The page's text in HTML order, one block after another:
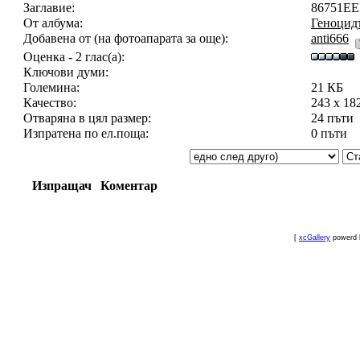
Заглавие:
От албума:
Добавена от (на фотоапарата за още):
anti666
Оценка - 2 глас(а):
Ключови думи:
Големина:
21 КБ
Качество:
243 x
Отваряна в цял размер:
24 пъти
Изпратена по ел.поща:
0 пъти
Изпращач Коментар
[ xcGallery